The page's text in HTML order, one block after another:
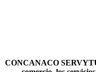
CONCANACO